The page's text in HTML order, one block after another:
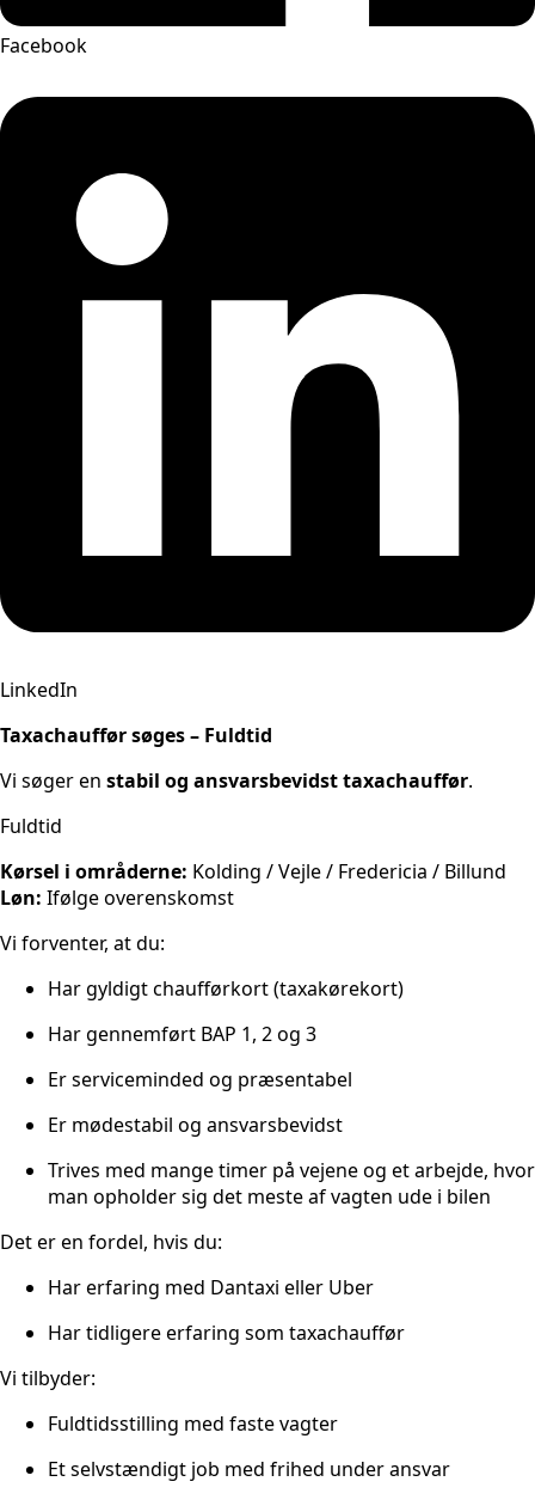
Facebook
LinkedIn
Taxachauffør søges – Fuldtid
Vi søger en stabil og ansvarsbevidst taxachauffør.
Fuldtid
Kørsel i områderne: Kolding / Vejle / Fredericia / Billund
Løn: Ifølge overenskomst
Vi forventer, at du:
Har gyldigt chaufførkort (taxakørekort)
Har gennemført BAP 1, 2 og 3
Er serviceminded og præsentabel
Er mødestabil og ansvarsbevidst
Trives med mange timer på vejene og et arbejde, hvor
man opholder sig det meste af vagten ude i bilen
Det er en fordel, hvis du:
Har erfaring med Dantaxi eller Uber
Har tidligere erfaring som taxachauffør
Vi tilbyder:
Fuldtidsstilling med faste vagter
Et selvstændigt job med frihed under ansvar